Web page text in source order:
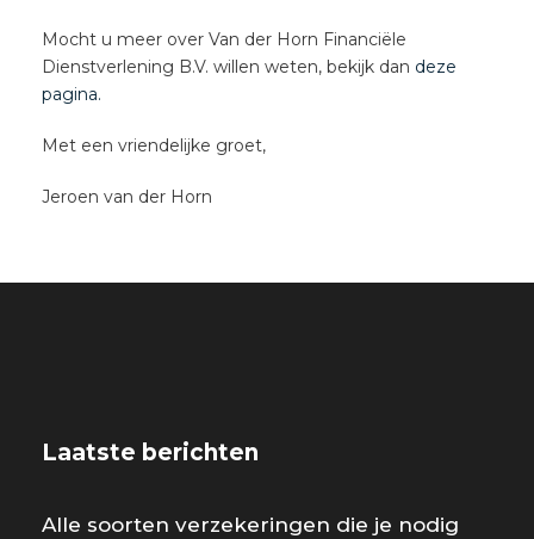
Mocht u meer over Van der Horn Financiële
Dienstverlening B.V. willen weten, bekijk dan deze
pagina.
Met een vriendelijke groet,
Jeroen van der Horn
Laatste berichten
Alle soorten verzekeringen die je nodig